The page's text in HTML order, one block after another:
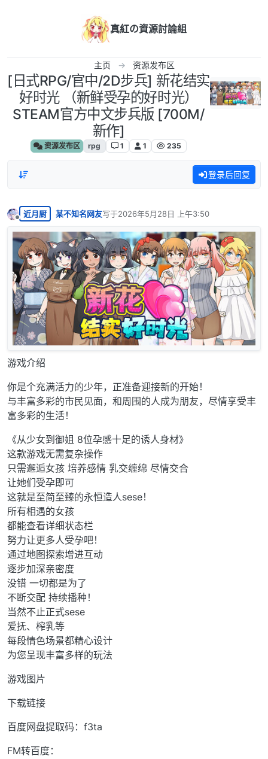
真紅の資源討論組
主页 资源发布区
[日式RPG/官中/2D步兵] 新花结实
好时光 （新鲜受孕的好时光）
STEAM官方中文步兵版 [700M/
新作]
资源发布区 rpg 1 1 235
登录后回复
离线
近月厨 某不知名网友写于2026年5月28日 上午3:50
最后由 编辑
游戏介绍
你是个充满活力的少年，正准备迎接新的开始！
与丰富多彩的市民见面，和周围的人成为朋友，尽情享受丰
富多彩的生活！
《从少女到御姐 8位孕感十足的诱人身材》
这款游戏无需复杂操作
只需邂逅女孩 培养感情 乳交缠绵 尽情交合
让她们受孕即可
这就是至简至臻的永恒造人sese！
所有相遇的女孩
都能查看详细状态栏
努力让更多人受孕吧！
通过地图探索增进互动
逐步加深亲密度
没错 一切都是为了
不断交配 持续播种！
当然不止正式sese
爱抚、榨乳等
每段情色场景都精心设计
为您呈现丰富多样的玩法
游戏图片
下载链接
百度网盘提取码：f3ta
FM转百度：